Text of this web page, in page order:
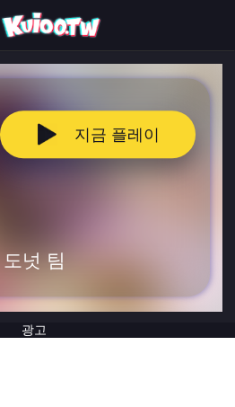
도넛 팀
지금 플레이
광고